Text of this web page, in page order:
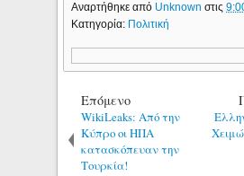
Αναρτήθηκε από Unknownστις
Κατηγορία: Πολιτική
Επόμενο
WikiLeaks: Aπό την
Κύπρο οι ΗΠΑ
κατασκόπευαν την
Τουρκία!